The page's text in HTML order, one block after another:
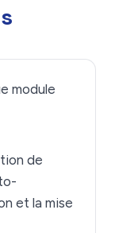
module
de
et la mise